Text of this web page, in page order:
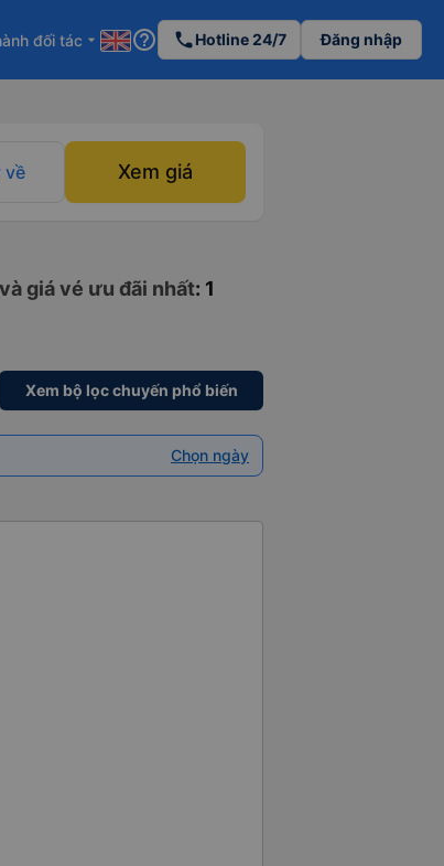
đối tác arrow_drop_down help_outline phoneHotline 24/7 Đăng nhập
về Xem giá
giá vé ưu đãi nhất: 1
Xem bộ lọc chuyến phổ biến
Chọn ngày